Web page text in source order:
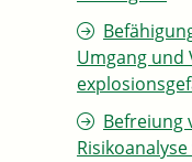
Umgang und
Befreiung